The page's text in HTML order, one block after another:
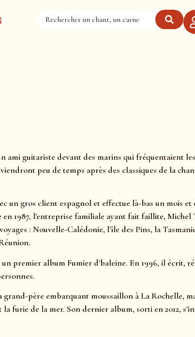
ami guitariste devant des marins qui fréquentaient
peu de temps après des classiques de la
gros client espagnol et effectue là-bas un mois et
1987, l'entreprise familiale ayant fait faillite, Michel
: Nouvelle-Calédonie, l'île des Pins, la
premier album Fumier d'baleine. En 1996, il écrit,
père embarquant moussaillon à La Rochelle,
furie de la mer. Son dernier album, sorti en 2012,